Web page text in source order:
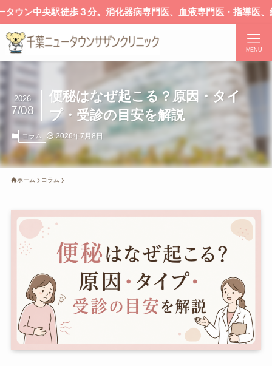
央駅徒歩３分。消化器病専門医、血液専門医・指導医、総合内
MENU
便秘はなぜ起こる？原因・タイ
プ・受診の目安を解説
2026
7/08
コラム 2026年7月8日
ホーム コラム